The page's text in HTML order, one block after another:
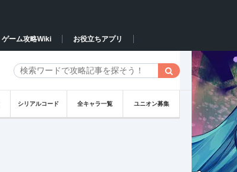
ゲーム攻略Wiki お役立ちアプリ
シリアルコード 全キャラ一覧 ユニオン募集